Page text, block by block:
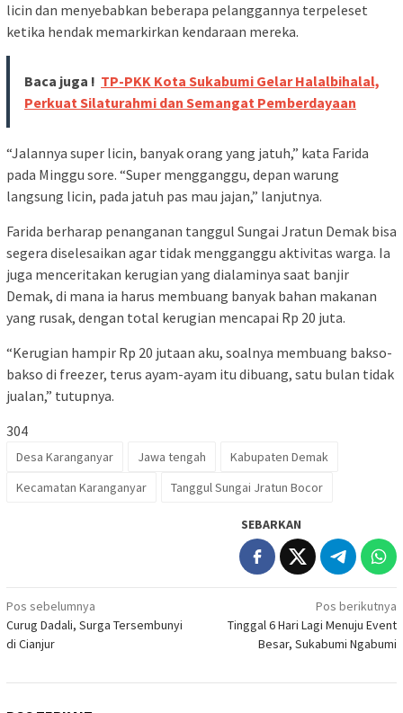
licin dan menyebabkan beberapa pelanggannya terpeleset
ketika hendak memarkirkan kendaraan mereka.
Baca juga ! TP-PKK Kota Sukabumi Gelar Halalbihalal,
Perkuat Silaturahmi dan Semangat Pemberdayaan
“Jalannya super licin, banyak orang yang jatuh,” kata Farida
pada Minggu sore. “Super mengganggu, depan warung
langsung licin, pada jatuh pas mau jajan,” lanjutnya.
Farida berharap penanganan tanggul Sungai Jratun Demak bisa
segera diselesaikan agar tidak mengganggu aktivitas warga. Ia
juga menceritakan kerugian yang dialaminya saat banjir
Demak, di mana ia harus membuang banyak bahan makanan
yang rusak, dengan total kerugian mencapai Rp 20 juta.
“Kerugian hampir Rp 20 jutaan aku, soalnya membuang bakso-
bakso di freezer, terus ayam-ayam itu dibuang, satu bulan tidak
jualan,” tutupnya.
304
Desa Karanganyar Jawa tengah
Kabupaten Demak
Kecamatan Karanganyar
Tanggul Sungai Jratun Bocor
SEBARKAN
Navigasi
pos
Pos sebelumnya
Curug Dadali, Surga Tersembunyi
di Cianjur
Pos berikutnya
Tinggal 6 Hari Lagi Menuju Event
Besar, Sukabumi Ngabumi